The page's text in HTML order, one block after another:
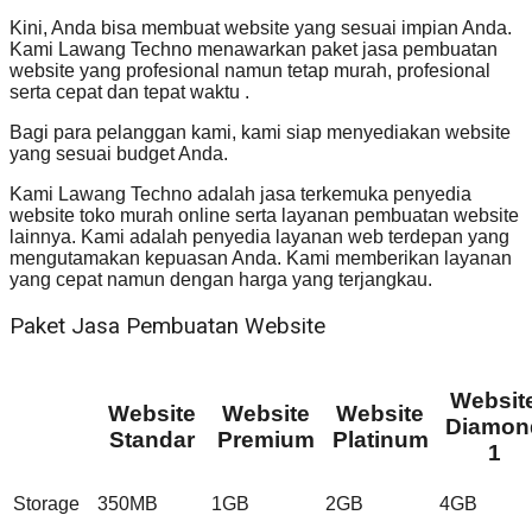
Kini, Anda bisa membuat website yang sesuai impian Anda.
Kami Lawang Techno menawarkan paket jasa pembuatan
website yang profesional namun tetap murah, profesional
serta cepat dan tepat waktu .
Bagi para pelanggan kami, kami siap menyediakan website
yang sesuai budget Anda.
Kami Lawang Techno adalah jasa terkemuka penyedia
website toko murah online serta layanan pembuatan website
lainnya. Kami adalah penyedia layanan web terdepan yang
mengutamakan kepuasan Anda. Kami memberikan layanan
yang cepat namun dengan harga yang terjangkau.
Paket Jasa Pembuatan Website
Website
Standar
Website
Premium
Website
Platinum
1
Storage 350MB 1GB 2GB 4GB